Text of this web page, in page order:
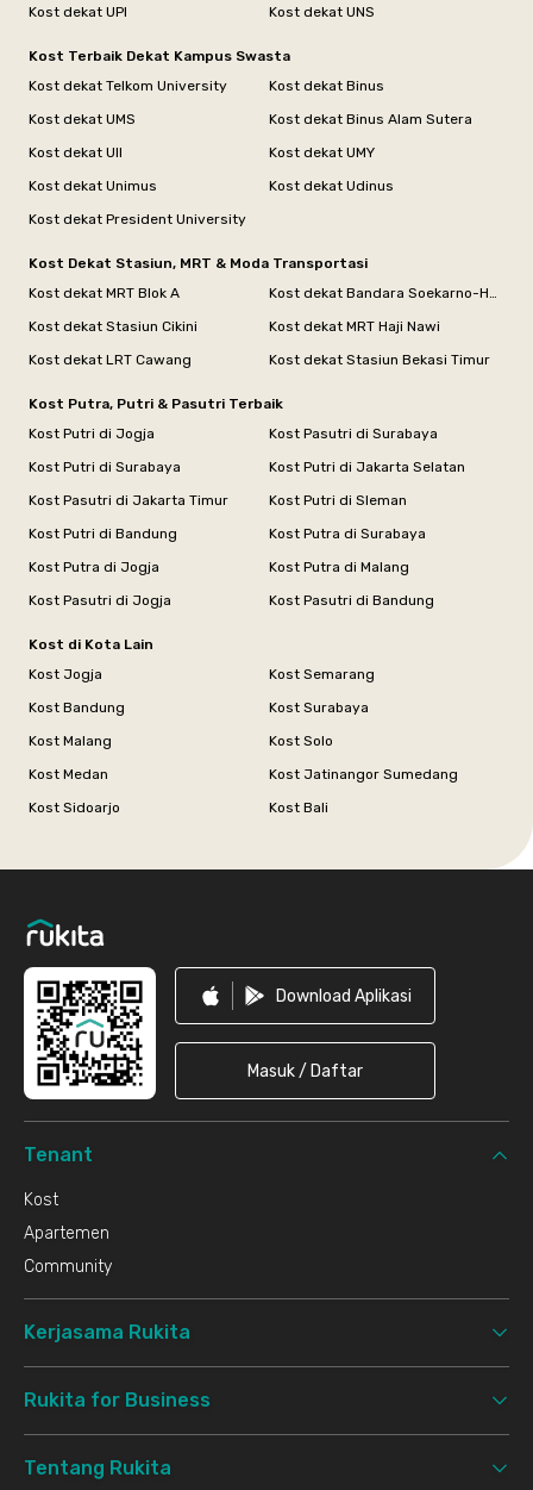
Kost dekat UPI
Kost dekat UNS
Kost Terbaik Dekat Kampus Swasta
Kost dekat Telkom University
Kost dekat Binus
Kost dekat UMS
Kost dekat Binus Alam Sutera
Kost dekat UII
Kost dekat UMY
Kost dekat Unimus
Kost dekat Udinus
Kost dekat President University
Kost Dekat Stasiun, MRT & Moda Transportasi
Kost dekat MRT Blok A
Kost dekat Bandara Soekarno-Hatta
Kost dekat Stasiun Cikini
Kost dekat MRT Haji Nawi
Kost dekat LRT Cawang
Kost dekat Stasiun Bekasi Timur
Kost Putra, Putri & Pasutri Terbaik
Kost Putri di Jogja
Kost Pasutri di Surabaya
Kost Putri di Surabaya
Kost Putri di Jakarta Selatan
Kost Pasutri di Jakarta Timur
Kost Putri di Sleman
Kost Putri di Bandung
Kost Putra di Surabaya
Kost Putra di Jogja
Kost Putra di Malang
Kost Pasutri di Jogja
Kost Pasutri di Bandung
Kost di Kota Lain
Kost Jogja
Kost Semarang
Kost Bandung
Kost Surabaya
Kost Malang
Kost Solo
Kost Medan
Kost Jatinangor Sumedang
Kost Sidoarjo
Kost Bali
Download Aplikasi
Masuk / Daftar
Tenant
Kost
Apartemen
Community
Kerjasama Rukita
Rukita for Business
Tentang Rukita